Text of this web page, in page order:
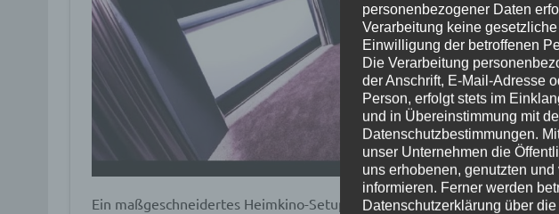
Ein maßgeschneidertes Heimkino-Setup kann dagegen einen
personenbezogener Daten
Verarbeitung keine
Einwilligung der betroffenen
Die Verarbeitung
der Anschrift, E-Mail-Adresse
Person, erfolgt stets im
und in Übereinstimmung mit
Datenschutzbestimmungen.
unser Unternehmen die
uns erhobenen, genutzten
informieren. Ferner werden
Datenschutzerklärung über